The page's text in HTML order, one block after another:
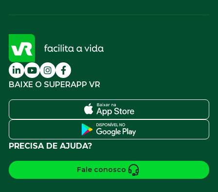
BAIXE O SUPERAPP VR
PRECISA DE AJUDA?
Fale conosco